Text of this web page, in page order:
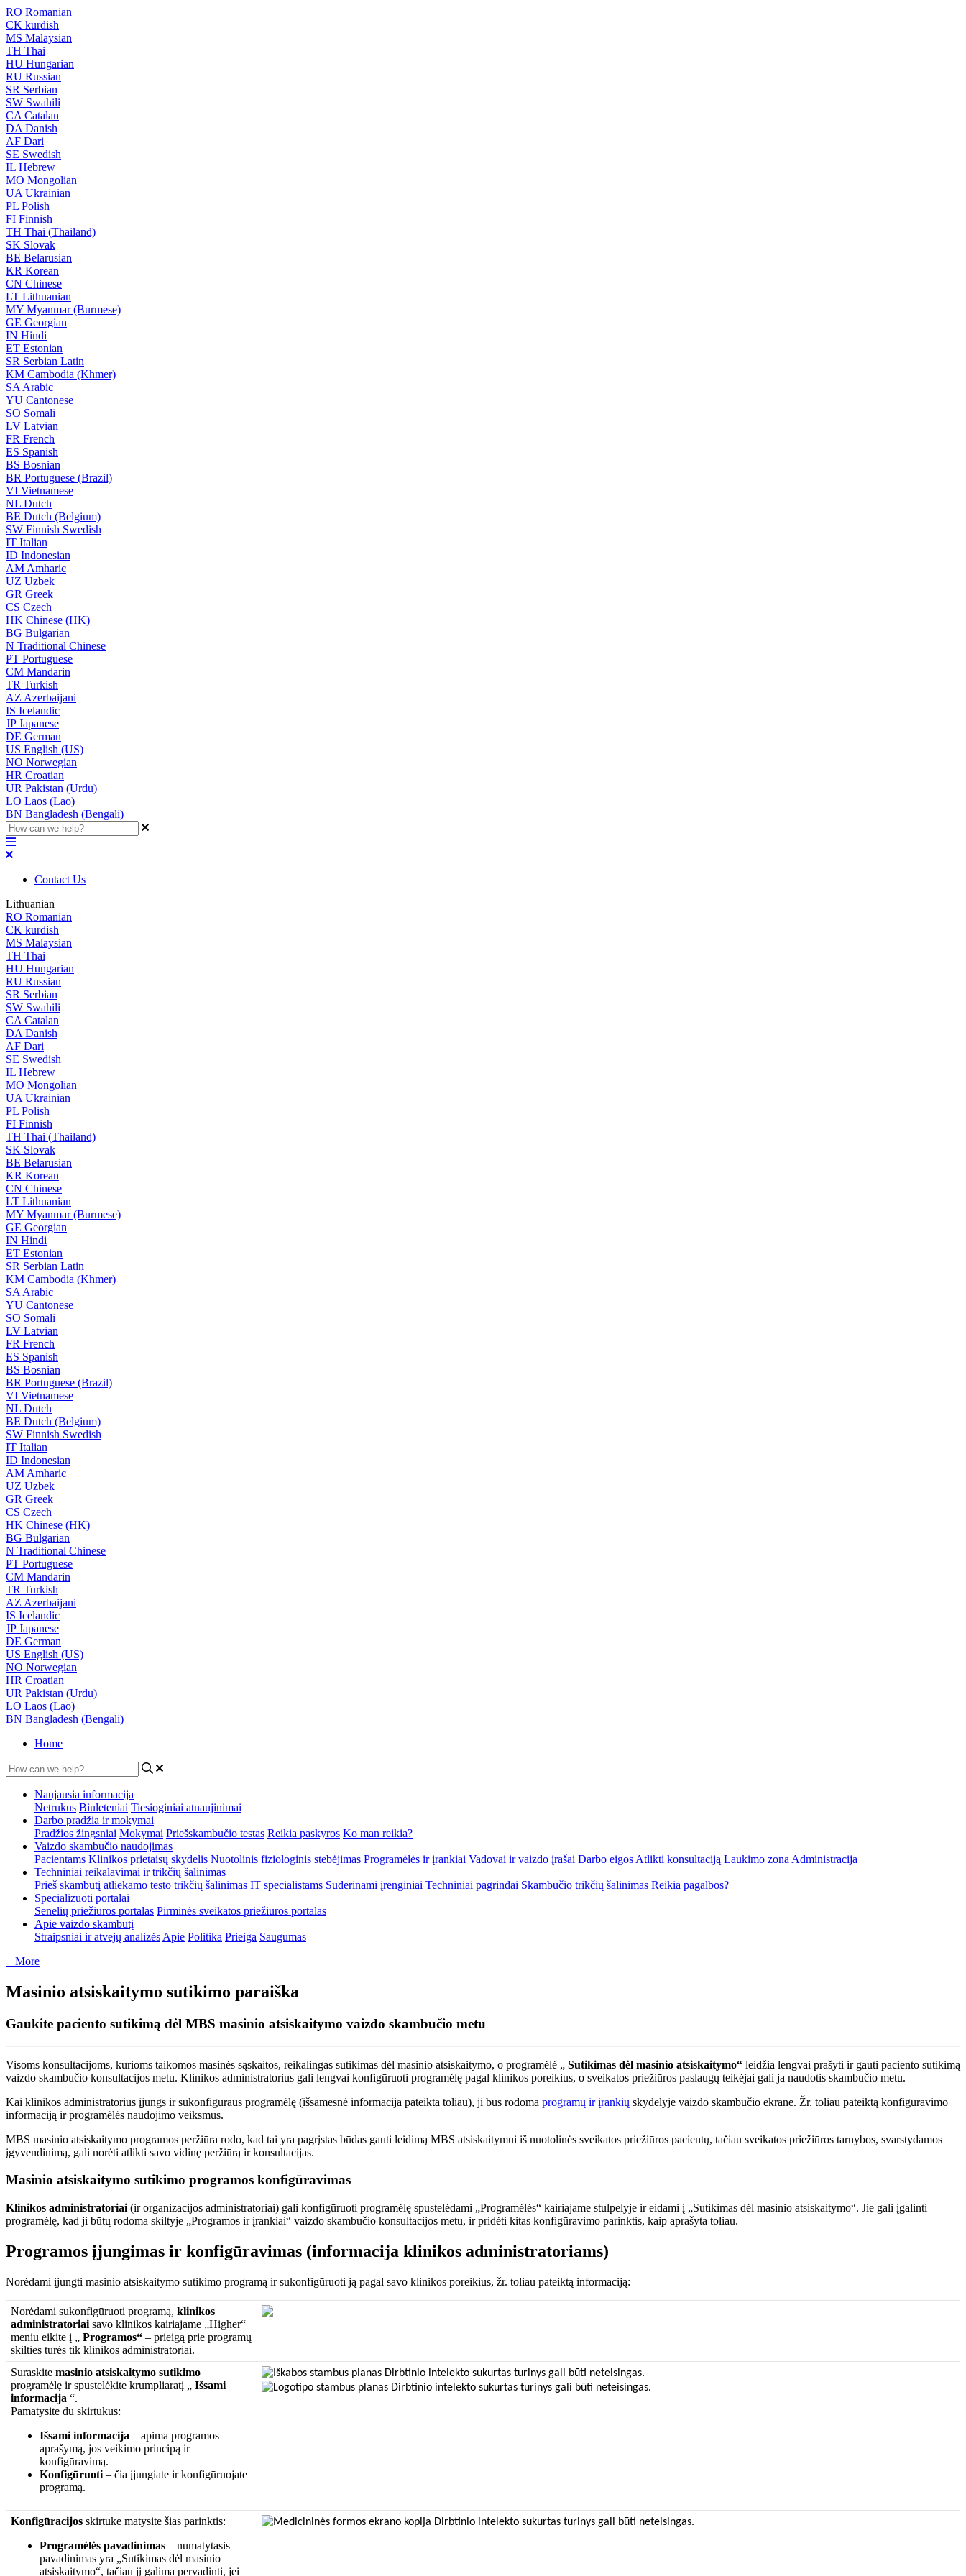
RO Romanian
CK kurdish
MS Malaysian
TH Thai
HU Hungarian
RU Russian
SR Serbian
SW Swahili
CA Catalan
DA Danish
AF Dari
SE Swedish
IL Hebrew
MO Mongolian
UA Ukrainian
PL Polish
FI Finnish
TH Thai (Thailand)
SK Slovak
BE Belarusian
KR Korean
CN Chinese
LT Lithuanian
MY Myanmar (Burmese)
GE Georgian
IN Hindi
ET Estonian
SR Serbian Latin
KM Cambodia (Khmer)
SA Arabic
YU Cantonese
SO Somali
LV Latvian
FR French
ES Spanish
BS Bosnian
BR Portuguese (Brazil)
VI Vietnamese
NL Dutch
BE Dutch (Belgium)
SW Finnish Swedish
IT Italian
ID Indonesian
AM Amharic
UZ Uzbek
GR Greek
CS Czech
HK Chinese (HK)
BG Bulgarian
N Traditional Chinese
PT Portuguese
CM Mandarin
TR Turkish
AZ Azerbaijani
IS Icelandic
JPJapanese
DE German
US English (US)
NO Norwegian
HR Croatian
UR Pakistan (Urdu)
LO Laos (Lao)
BN Bangladesh (Bengali)
Contact Us
Lithuanian
RO Romanian
CK kurdish
MS Malaysian
TH Thai
HU Hungarian
RU Russian
SR Serbian
SW Swahili
CA Catalan
DA Danish
AF Dari
SE Swedish
IL Hebrew
MO Mongolian
UA Ukrainian
PL Polish
FI Finnish
TH Thai (Thailand)
SK Slovak
BE Belarusian
KR Korean
CN Chinese
LT Lithuanian
MY Myanmar (Burmese)
GE Georgian
IN Hindi
ET Estonian
SR Serbian Latin
KM Cambodia (Khmer)
SA Arabic
YU Cantonese
SO Somali
LV Latvian
FR French
ES Spanish
BS Bosnian
BR Portuguese (Brazil)
VI Vietnamese
NL Dutch
BE Dutch (Belgium)
SW Finnish Swedish
IT Italian
ID Indonesian
AM Amharic
UZ Uzbek
GR Greek
CS Czech
HK Chinese (HK)
BG Bulgarian
N Traditional Chinese
PT Portuguese
CM Mandarin
TR Turkish
AZ Azerbaijani
IS Icelandic
JPJapanese
DE German
US English (US)
NO Norwegian
HR Croatian
UR Pakistan (Urdu)
LO Laos (Lao)
BN Bangladesh (Bengali)
Home
Naujausia informacija
Netrukus Biuleteniai Tiesioginiai atnaujinimai
Darbo pradžia ir mokymai
Pradžios žingsniai Mokymai Priešskambučio testas Reikia paskyros Ko man reikia?
Vaizdo skambučio naudojimas
Pacientams Klinikos prietaisų skydelis Nuotolinis fiziologinis stebėjimas Programėlės ir įrankiai Vadovai ir vaizdo įrašai Darbo eigos Atlikti konsultaciją Laukimo zona Administracija
Techniniai reikalavimai ir trikčių šalinimas
Prieš skambutį atliekamo testo trikčių šalinimas IT specialistams Suderinami įrenginiai Techniniai pagrindai Skambučio trikčių šalinimas Reikia pagalbos?
Specializuoti portalai
Senelių priežiūros portalas Pirminės sveikatos priežiūros portalas
Apie vaizdo skambutį
Straipsniai ir atvejų analizės Apie Politika Prieiga Saugumas
+ More
Masinio atsiskaitymo sutikimo paraiška
Gaukite paciento sutikimą dėl MBS masinio atsiskaitymo vaizdo skambučio metu
Visoms konsultacijoms, kurioms taikomos masinės sąskaitos, reikalingas sutikimas dėl masinio atsiskaitymo, o programėlė „ Sutikimas dėl masinio atsiskaitymo“ leidžia lengvai prašyti ir gauti paciento sutikimą
vaizdo skambučio konsultacijos metu. Klinikos administratorius gali lengvai konfigūruoti programėlę pagal klinikos poreikius, o sveikatos priežiūros paslaugų teikėjai gali ja naudotis skambučio metu.
Kai klinikos administratorius įjungs ir sukonfigūraus programėlę (išsamesnė informacija pateikta toliau), ji bus rodoma programų ir įrankių skydelyje vaizdo skambučio ekrane. Žr. toliau pateiktą konfigūravimo
informaciją ir programėlės naudojimo veiksmus.
MBS masinio atsiskaitymo programos peržiūra rodo, kad tai yra pagrįstas būdas gauti leidimą MBS atsiskaitymui iš nuotolinės sveikatos priežiūros pacientų, tačiau sveikatos priežiūros tarnybos, svarstydamos
įgyvendinimą, gali norėti atlikti savo vidinę peržiūrą ir konsultacijas.
Masinio atsiskaitymo sutikimo programos konfigūravimas
Klinikos administratoriai (ir organizacijos administratoriai) gali konfigūruoti programėlę spustelėdami „Programėlės“ kairiajame stulpelyje ir eidami į „Sutikimas dėl masinio atsiskaitymo“. Jie gali įgalinti
programėlę, kad ji būtų rodoma skiltyje „Programos ir įrankiai“ vaizdo skambučio konsultacijos metu, ir pridėti kitas konfigūravimo parinktis, kaip aprašyta toliau.
Programos įjungimas ir konfigūravimas (informacija klinikos administratoriams)
Norėdami įjungti masinio atsiskaitymo sutikimo programą ir sukonfigūruoti ją pagal savo klinikos poreikius, žr. toliau pateiktą informaciją:
Norėdami sukonfigūruoti programą, klinikos
administratoriai savo klinikos kairiajame „Higher“
meniu eikite į „ Programos“ – prieigą prie programų
skilties turės tik klinikos administratoriai.
Suraskite masinio atsiskaitymo sutikimo
programėlę ir spustelėkite krumpliaratį „ Išsami
informacija “.
Pamatysite du skirtukus:
Išsami informacija – apima programos
aprašymą, jos veikimo principą ir
konfigūravimą.
Konfigūruoti – čia įjungiate ir konfigūruojate
programą.
Konfigūracijos skirtuke matysite šias parinktis:
Programėlės pavadinimas – numatytasis
pavadinimas yra „Sutikimas dėl masinio
atsiskaitymo“, tačiau jį galima pervadinti, jei